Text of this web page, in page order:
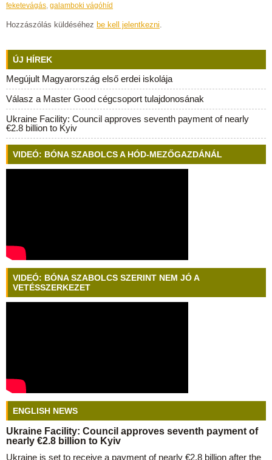
feketevágás, galamboki vágóhíd
Hozzászólás küldéséhez be kell jelentkezni.
ÚJ HÍREK
Megújult Magyarország első erdei iskolája
Válasz a Master Good cégcsoport tulajdonosának
Ukraine Facility: Council approves seventh payment of nearly
€2.8 billion to Kyiv
VIDEÓ: BÓNA SZABOLCS A HÓD-MEZŐGAZDÁNÁL
VIDEÓ: BÓNA SZABOLCS SZERINT NEM JÓ A
VETÉSSZERKEZET
ENGLISH NEWS
Ukraine Facility: Council approves seventh payment of
nearly €2.8 billion to Kyiv
Ukraine is set to receive a payment of nearly €2.8 billion after the